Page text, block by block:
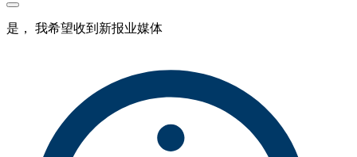
是， 我希望收到新报业媒体